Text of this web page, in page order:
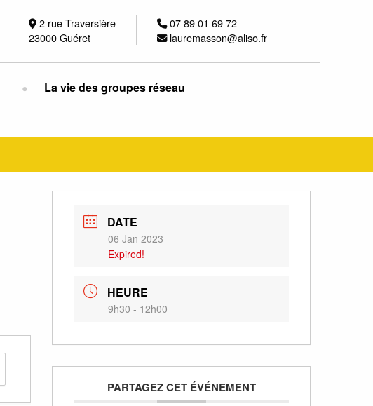
2 rue Traversière
23000 Guéret
07 89 01 69 72
lauremasson@aliso.fr
La vie des groupes réseau
DATE
06 Jan 2023
Expired!
HEURE
9h30 - 12h00
PARTAGEZ CET ÉVÉNEMENT